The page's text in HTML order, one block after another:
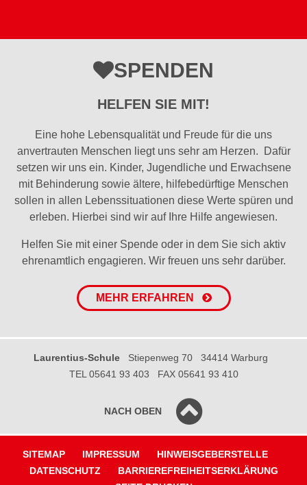
SPENDEN
HELFEN SIE MIT!
Eine hohe Lebensqualität und Freude für die uns
anvertrauten Menschen liegt uns sehr am Herzen. Dafür
setzen wir uns ein. Kinder, Jugendliche und Erwachsene
mit Behinderung sowie ältere, hilfebedürftige Menschen
sollen in allen Lebenssituationen diese Werte spüren und
erleben. Hierbei sind wir auf Ihre Hilfe angewiesen.
Helfen Sie mit einer Spende oder in dem Sie sich aktiv
ehrenamtlich engagieren. Wir freuen uns sehr darüber.
MEHR ERFAHREN
Laurentius-Schule Stiepenweg 70
34414 Warburg
TEL 05641 93 403
FAX 05641 93 410
NACH OBEN
SITEMAP IMPRESSUM
HINWEISGEBERSTELLE
DATENSCHUTZ
BARRIEREFREIHEITSERKLÄRUNG